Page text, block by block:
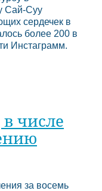
Сай-Суу
сердечек в
более 200 в
Инстаграмм.
числе
за восемь